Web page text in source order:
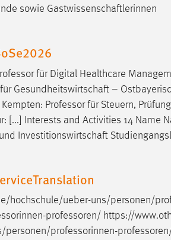
sowie Gastwissenschaftlerinnen
für Digital Healthcare
Gesundheitswirtschaft –
Professorfür Steuern,
[...] Interests and Activities 14 Name
Investitionswirtschaft
hochschule/ueber-uns/personen/
professoren/ https://
professorinnen-professoren